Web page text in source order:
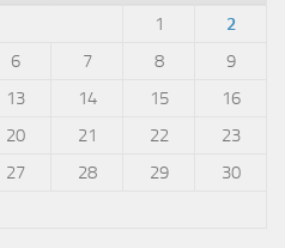
1
2
6 7 8
9
13 14 15
16
20 21 22
23
27 28 29
30